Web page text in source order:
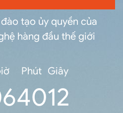
tạo ủy quyền của
hàng đầu thế giới
Phút
40
Giây
11